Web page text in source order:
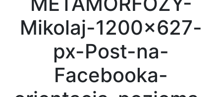
Mikolaj-1200×627-
px-Post-na-
Facebooka-